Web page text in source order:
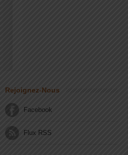
Rejoignez-Nous
Facebook
Flux RSS